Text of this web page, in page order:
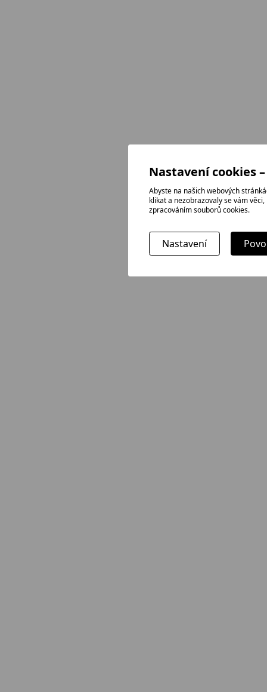
Nastavení cookies
Abyste na našich webových
klikat a nezobrazovaly se vám
zpracováním souborů cookies.
Nastavení